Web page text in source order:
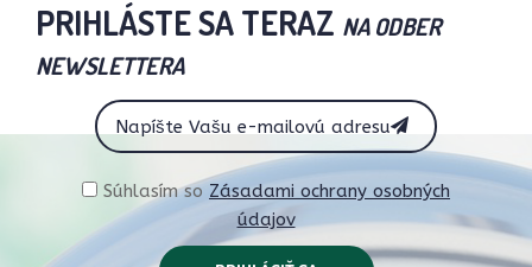
PRIHLÁSTE SA TERAZ NA ODBER
NEWSLETTERA
Súhlasím so Zásadami ochrany osobných
údajov